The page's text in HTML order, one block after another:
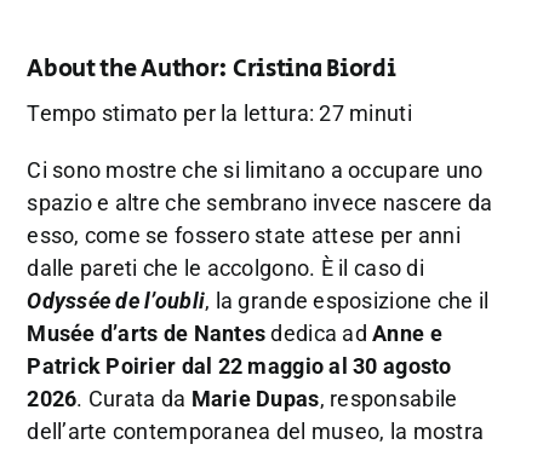
About the Author: Cristina Biordi
Tempo stimato per la lettura: 27 minuti
Ci sono mostre che si limitano a occupare uno
spazio e altre che sembrano invece nascere da
esso, come se fossero state attese per anni
dalle pareti che le accolgono. È il caso di
Odyssée de l’oubli, la grande esposizione che il
Musée d’arts de Nantesdedica adAnne e
Patrick Poirier dal 22 maggio al 30 agosto
2026. Curata da Marie Dupas, responsabile
dell’arte contemporanea del museo, la mostra